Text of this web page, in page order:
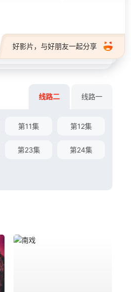
好影片，与好朋友一起分享
线路二 线路一
第11集 第12集
第23集 第24集